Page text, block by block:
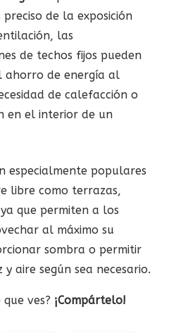
de la exposición
las
de techos fijos pueden
ahorro de energía al
de calefacción o
en el interior de un
especialmente populares
libre como terrazas,
que permiten a los
al máximo su
sombra o permitir
aire según sea necesario.
ves? ¡Compártelo!